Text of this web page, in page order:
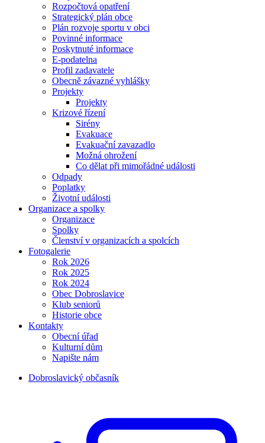
Rozpočtová opatření
Strategický plán obce
Plán rozvoje sportu v obci
Povinné informace
Poskytnuté informace
E-podatelna
Profil zadavatele
Obecně závazné vyhlášky
Projekty
Projekty
Krizové řízení
Sirény
Evakuace
Evakuační zavazadlo
Možná ohrožení
Co dělat při mimořádné události
Odpady
Poplatky
Životní události
Organizace a spolky
Organizace
Spolky
Členství v organizacích a spolcích
Fotogalerie
Rok 2026
Rok 2025
Rok 2024
Obec Dobroslavice
Klub seniorů
Historie obce
Kontakty
Obecní úřad
Kulturní dům
Napište nám
Dobroslavický občasník